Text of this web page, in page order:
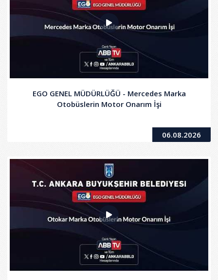
EGO GENEL MÜDÜRLÜĞÜ - Mercedes Marka
Otobüslerin Motor Onarım İşi
06.08.2026